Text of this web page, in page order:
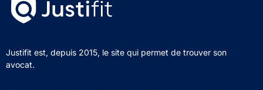
Justifit est, depuis 2015, le site qui permet de trouver son
avocat.